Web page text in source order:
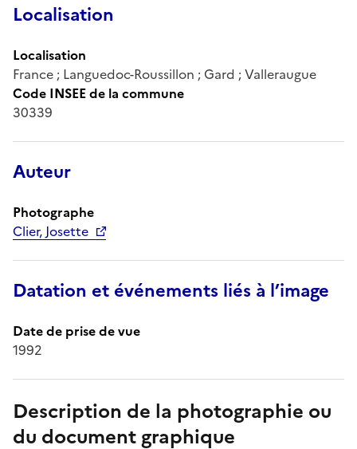
Localisation
Localisation
France ; Languedoc-Roussillon ; Gard ; Valleraugue
Code INSEE de la commune
30339
Auteur
Photographe
Clier, Josette
Datation et événements liés à l’image
Date de prise de vue
1992
Description de la photographie ou
du document graphique